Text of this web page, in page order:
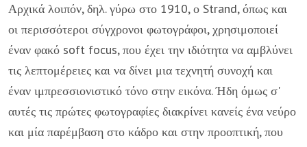
Αρχικά λοιπόν, δηλ. γύρω στο 1910, ο Strand, όπως και
οι περισσότεροι σύγχρο­νοι φωτογράφοι, χρησιμοποιεί
έναν φακό soft focus, που έχει την ιδιότητα να αμβλύ­νει
τις λεπτομέρειες και να δίνει μια τε­χνητή συνοχή και
έναν ιμπρεσσιονιστικό τό­νο στην εικόνα. Ήδη όμως σ'
αυτές τις πρώτες φωτογραφίες διακρίνει κανείς ένα νεύρο
και μία παρέμβαση στο κάδρο και στην προοπτική, που